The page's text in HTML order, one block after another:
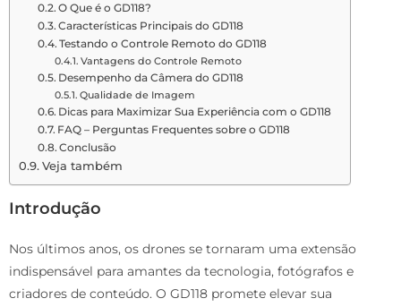
O Que é o GD118?
Características Principais do GD118
Testando o Controle Remoto do GD118
Vantagens do Controle Remoto
Desempenho da Câmera do GD118
Qualidade de Imagem
Dicas para Maximizar Sua Experiência com o GD118
FAQ – Perguntas Frequentes sobre o GD118
Conclusão
Veja também
Introdução
Nos últimos anos, os drones se tornaram uma extensão
indispensável para amantes da tecnologia, fotógrafos e
criadores de conteúdo. O GD118 promete elevar sua